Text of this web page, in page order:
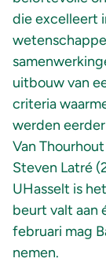
die excelleert
uitbouw van
criteria
werden eerder
Van
Steven Latré
UHasselt is
beurt valt aan
februari mag
nemen.